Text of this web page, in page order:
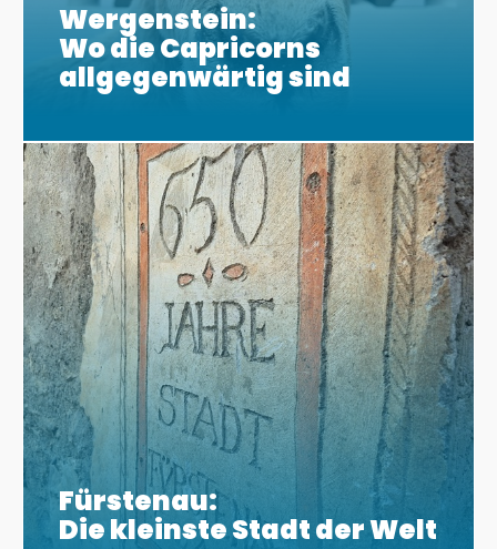
Wergenstein:
Wo die Capricorns
allgegenwärtig sind
Fürstenau:
Die kleinste Stadt der Welt